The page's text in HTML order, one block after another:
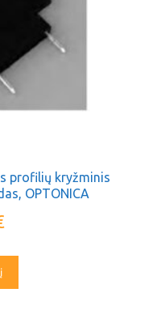
profilių kryžminis
OPTONICA